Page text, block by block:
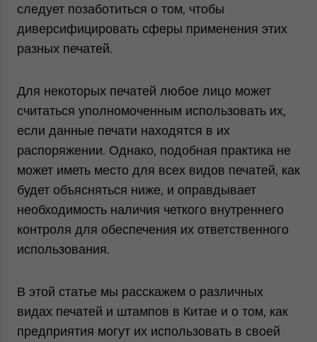
следует позаботиться о том, чтобы
диверсифицировать сферы применения этих
разных печатей.
Для некоторых печатей любое лицо может
считаться уполномоченным использовать их,
если данные печати находятся в их
распоряжении. Однако, подобная практика не
может иметь место для всех видов печатей, как
будет объясняться ниже, и оправдывает
необходимость наличия четкого внутреннего
контроля для обеспечения их ответственного
использования.
В этой статье мы расскажем о различных
видах печатей и штампов в Китае и о том, как
предприятия могут их использовать в своей